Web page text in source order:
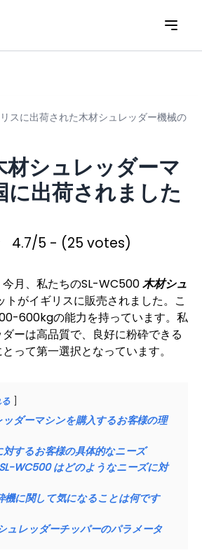
スに出荷された木材シュレッダー機械の
材シュレッダーマ
に出荷されました
4.7/5 - (25 votes)
月、私たちのSL-WC500木材シュ
トがイギリスに販売されました。こ
600kgの能力を持っています。私
ーは高品質で、良好に粉砕できる
って第一選択となっています。
ダーマシンを購入するお客様の理
対するお客様の具体的なニーズ
WC500 はどのようなニーズに対
機に関して気になることは何です
ュレッダーチッパーのパラメータ